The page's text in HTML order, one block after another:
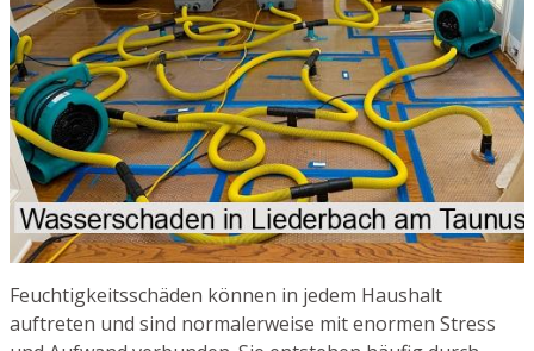
Feuchtigkeitsschäden können in jedem Haushalt
auftreten und sind normalerweise mit enormen Stress